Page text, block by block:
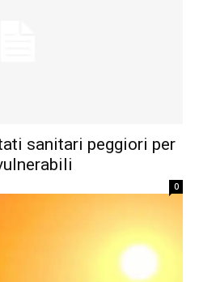
sanitari peggiori per
0